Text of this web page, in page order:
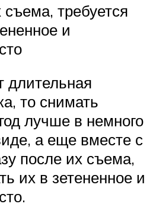
требуется
и
длительная
то снимать
лучше в немного
а еще вместе с
после их съема,
их в зетененное и